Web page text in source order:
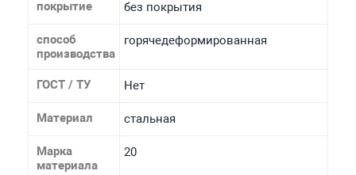
покрытие без покрытия
способ
производства
горячедеформированная
ГОСТ / ТУ Нет
Материал стальная
Марка
материала
20